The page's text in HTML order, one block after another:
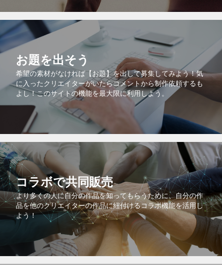
お題を出そう
希望の素材がなければ【お題】を出して募集してみよう！気
に入ったクリエイターがいたらコメントから制作依頼するも
よし！このサイトの機能を最大限に利用しよう。
コラボで共同販売
より多くの人に自分の作品を知ってもらうために、自分の作
品を他のクリエイターの作品に紐付けるコラボ機能を活用し
よう！